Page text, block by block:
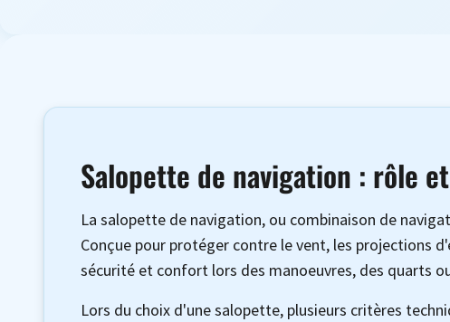
Salopette de navigation : rôle
La salopette de navigation, ou combinaison de
Conçue pour protéger contre le vent, les projections
sécurité et confort lors des manoeuvres, des quarts
Lors du choix d'une salopette, plusieurs critères